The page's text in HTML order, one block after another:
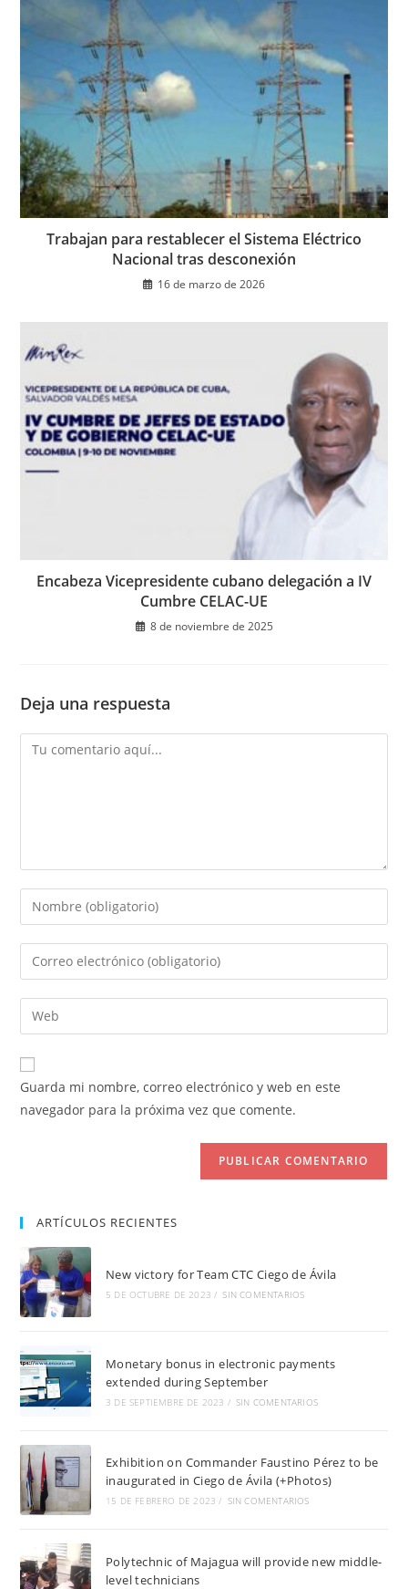
Trabajan para restablecer el Sistema Eléctrico
Nacional tras desconexión
16 de marzo de 2026
Encabeza Vicepresidente cubano delegación a IV
Cumbre CELAC-UE
8 de noviembre de 2025
Deja una respuesta
Comentario
Introduce
tu
nombre
de
usuario
para
comentar
Introduce
tu
dirección
de
electrónico
para
comentar
Introduce
la
URL
de
Guarda mi nombre, correo electrónico y web en este
navegador para la próxima vez que comente.
ARTÍCULOS RECIENTES
New victory for Team CTC Ciego de Ávila
5 DE OCTUBRE DE 2023 / SIN COMENTARIOS
Monetary bonus in electronic payments
extended during September
3 DE SEPTIEMBRE DE 2023 / SIN COMENTARIOS
Exhibition on Commander Faustino Pérez to be
inaugurated in Ciego de Ávila (+Photos)
15 DE FEBRERO DE 2023 / SIN COMENTARIOS
Polytechnic of Majagua will provide new middle-
level technicians